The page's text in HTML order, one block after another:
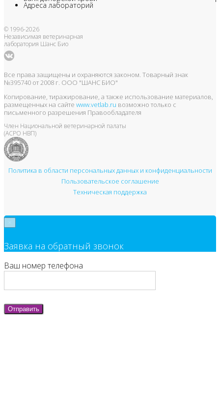
Адреса лабораторий
© 1996-2026
Независимая ветеринарная
лаборатория Шанс Био
Все права защищены и охраняются законом. Товарный знак
№395740 от 2008 г. ООО "ШАНС БИО"
Копирование, тиражирование, а также использование материалов,
размещенных на сайте www.vetlab.ru возможно только с
письменного разрешения Правообладателя
Член Национальной ветеринарной палаты
(АСРО НВП)
Политика в области персональных данных и конфиденциальности
Пользовательское соглашение
Техническая поддержка
Заявка на обратный звонок
Ваш номер телефона
Отправить